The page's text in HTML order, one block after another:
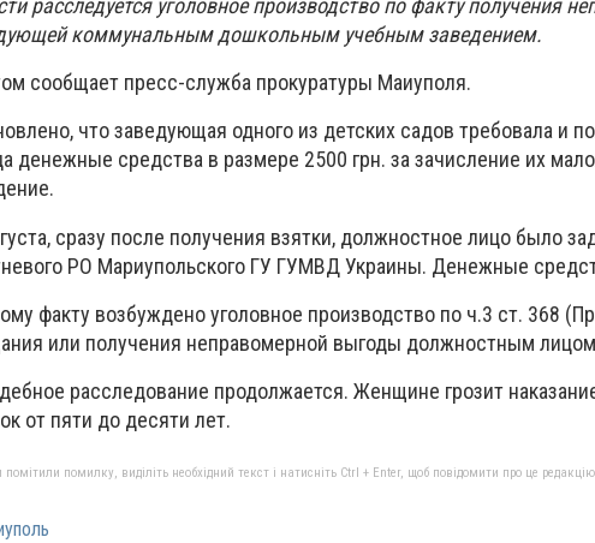
расследуется уголовное производство по факту получения
коммунальным дошкольным учебным заведением.
сообщает пресс-служба прокуратуры Маиуполя.
что заведующая одного из детских садов требовала и
денежные средства в размере 2500 грн. за зачисление их
сразу после получения взятки, должностное лицо было
РО Мариупольского ГУ ГУМВД Украины. Денежные
факту возбуждено уголовное производство по ч.3 ст. 368
или получения неправомерной выгоды должностным
расследование продолжается. Женщине грозит
от пяти до десяти лет.
помилку, виділіть необхідний текст і натисніть Ctrl + Enter, щоб повідомити про це редакцію